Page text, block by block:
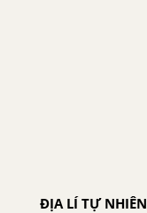
ĐỊA LÍ TỰ NHIÊN